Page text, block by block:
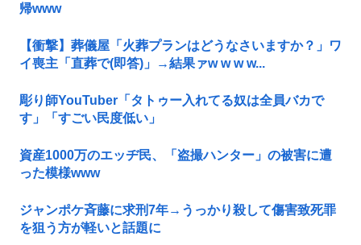
帰www
【衝撃】葬儀屋「火葬プランはどうなさいますか？」ワ
イ喪主「直葬で(即答)」→結果ァw w w w...
彫り師YouTuber「タトゥー入れてる奴は全員バカで
す」「すごい民度低い」
資産1000万のエッヂ民、「盗撮ハンター」の被害に遭
った模様www
ジャンポケ斉藤に求刑7年→うっかり殺して傷害致死罪
を狙う方が軽いと話題に